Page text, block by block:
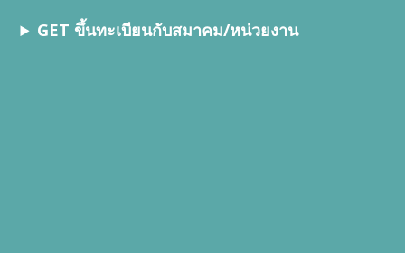
GET ขึ้นทะเบียนกับสมาคม/หน่วยงาน